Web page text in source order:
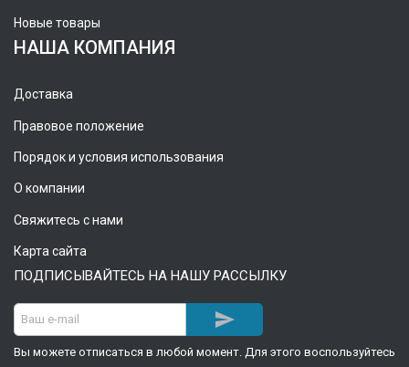
Новые товары
НАША КОМПАНИЯ
Доставка
Правовое положение
Порядок и условия использования
О компании
Свяжитесь с нами
Карта сайта
ПОДПИСЫВАЙТЕСЬ НА НАШУ РАССЫЛКУ

Вы можете отписаться в любой момент. Для этого воспользуйтесь